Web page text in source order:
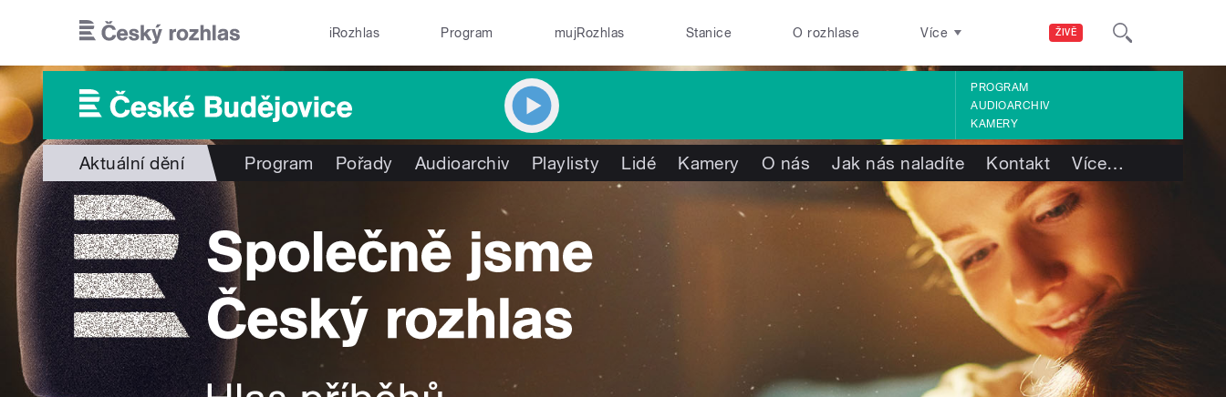
ŽIVĚ
iRozhlas Program mujRozhlas Stanice O rozhlase Více
PROGRAM
AUDIOARCHIV
KAMERY
Aktuální dění Program Pořady Audioarchiv Playlisty Lidé Kamery O nás Jak nás naladíte Kontakt Více…